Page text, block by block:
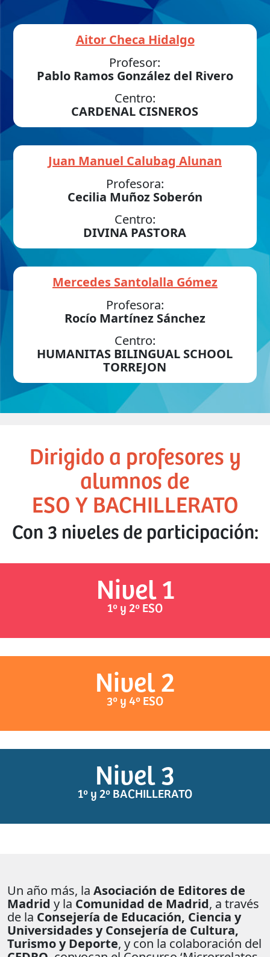
Aitor Checa Hidalgo
Profesor:
Pablo Ramos González del Rivero
Centro:
CARDENAL CISNEROS
Juan Manuel Calubag Alunan
Profesora:
Cecilia Muñoz Soberón
Centro:
DIVINA PASTORA
Mercedes Santolalla Gómez
Profesora:
Rocío Martínez Sánchez
Centro:
HUMANITAS BILINGUAL SCHOOL
TORREJON
Dirigido a profesores y
alumnos de
ESO Y BACHILLERATO
Con 3 niveles de participación:
Nivel 1
1º y 2º ESO
Nivel 2
3º y 4º ESO
Nivel 3
1º y 2º BACHILLERATO
Un año más, la Asociación de Editores de
Madrid y la Comunidad de Madrid, a través
de la Consejería de Educación, Ciencia y
Universidades y Consejería de Cultura,
Turismo y Deporte, y con la colaboración del